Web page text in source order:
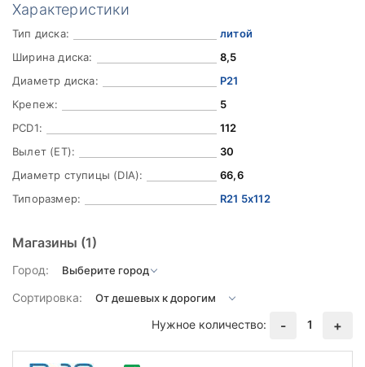
Характеристики
Тип диска:
литой
Ширина диска:
8,5
Диаметр диска:
Р21
Крепеж:
5
PCD1:
112
Вылет (ET):
30
Диаметр ступицы (DIA):
66,6
Типоразмер:
R21 5x112
Магазины (1)
Город:
Сортировка:
Нужное количество:
- 1 +